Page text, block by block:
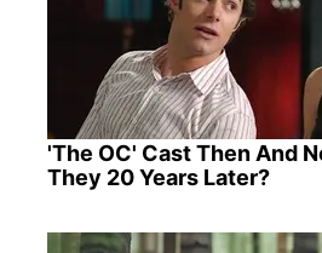
'The OC' Cast Then And
They 20 Years Later?